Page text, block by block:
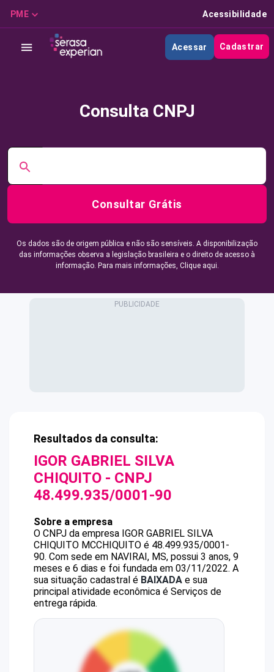
PME Acessibilidade
Acessar Cadastrar
Consulta CNPJ
Consultar Grátis
Os dados são de origem pública e não são sensíveis. A disponibilização
das informações observa a legislação brasileira e o direito de acesso à
informação. Para mais informações, Clique aqui.
Resultados da consulta:
IGOR GABRIEL SILVA
CHIQUITO - CNPJ
48.499.935/0001-90
Sobre a empresa
O CNPJ da empresa IGOR GABRIEL SILVA
CHIQUITO MCCHIQUITO é 48.499.935/0001-
90. Com sede em NAVIRAI, MS, possui 3 anos, 9
meses e 6 dias e foi fundada em 03/11/2022. A
sua situação cadastral é BAIXADA e sua
principal atividade econômica é Serviços de
entrega rápida.